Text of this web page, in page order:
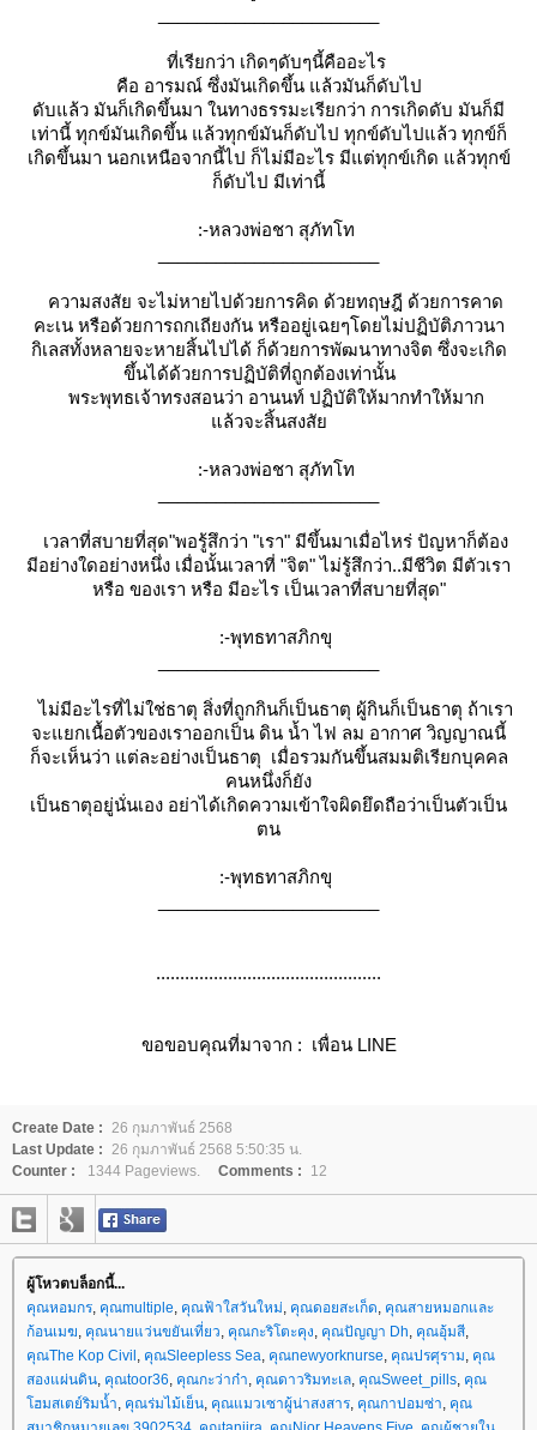
ที่เรียกว่า เกิดๆดับๆนี้คืออะไร
คือ อารมณ์ ซึ่งมันเกิดขึ้น แล้วมันก็ดับไป
ดับแล้ว มันก็เกิดขึ้นมา ในทางธรรมะเรียกว่า การเกิดดับ มันก็มี
เท่านี้ ทุกข์มันเกิดขึ้น แล้วทุกข์มันก็ดับไป ทุกข์ดับไปแล้ว ทุกข์ก็
เกิดขึ้นมา นอกเหนือจากนี้ไป ก็ไม่มีอะไร มีแต่ทุกข์เกิด แล้วทุกข์
ก็ดับไป มีเท่านี้
:-หลวงพ่อชา สุภัทโท
ความสงสัย จะไม่หายไปด้วยการคิด ด้วยทฤษฎี ด้วยการคาด
คะเน หรือด้วยการถกเถียงกัน หรืออยู่เฉยๆโดยไม่ปฏิบัติภาวนา
กิเลสทั้งหลายจะหายสิ้นไปได้ ก็ด้วยการพัฒนาทางจิต ซึ่งจะเกิด
ขึ้นได้ด้วยการปฏิบัติที่ถูกต้องเท่านั้น
พระพุทธเจ้าทรงสอนว่า อานนท์ ปฏิบัติให้มากทำให้มาก
ล้วจะสิ้นสงสั
:-หลวงพ่อชา สุภัทโท
เวลาที่สบายที่สุด"พอรู้สึกว่า "เรา" มีขึ้นมาเมื่อไหร่ ปัญหาก็ต้อง
มีอย่างใดอย่างหนึ่ง เมื่อนั้นเวลาที่ "จิต" ไม่รู้สึกว่า..มีชีวิต มีตัวเรา
หรือ ของเรา หรือ มีอะไร เป็นเวลาที่สบายที่สุด"
:-พุทธทาสภิกขุ
ไม่มีอะไรที่ไม่ใช่ธาตุ สิ่งที่ถูกกินก็เป็นธาตุ ผู้กินก็เป็นธาตุ ถ้าเรา
จะแยกเนื้อตัวของเราออกเป็น ดิน น้ำ ไฟ ลม อากาศ วิญญาณนี้
ก็จะเห็นว่า แต่ละอย่างเป็นธาตุ เมื่อรวมกันขึ้นสมมติเรียกบุคคล
คนหนึ่งก็ยัง
เป็นธาตุอยู่นั่นเอง อย่าได้เกิดความเข้าใจผิดยึดถือว่าเป็นตัวเป็น
ตน
:-พุทธทาสภิกขุ
...............................................
ขอขอบคุณที่มาจาก : เพื่อน LINE
Create Date :
26 กุมภาพันธ์ 2568
Last Update :
26 กุมภาพันธ์ 2568 5:50:35 น.
Counter :
1344 Pageviews. Comments : 12
ผู้โหวตบล็อกนี้...
คุณหอมกร คุณmultiple คุณฟ้าใสวันใหม่ คุณดอยสะเก็ด คุณสายหมอกและ
ก้อนเมฆ คุณนายแว่นขยันเที่ยว คุณกะริโตะคุง คุณปัญญา Dh คุณอุ้มสี
คุณThe Kop Civil คุณSleepless Sea คุณnewyorknurse คุณปรศุราม คุณ
สองแผ่นดิน คุณtoor36 คุณกะว่าก๋า คุณดาวริมทะเล คุณSweet_pills คุณ
ฮมสเตย์ริมน้ำ คุณร่มไม้เย็น คุณแมวเซาผู้น่าสงสาร คุณกาปอมซ่า คุณ